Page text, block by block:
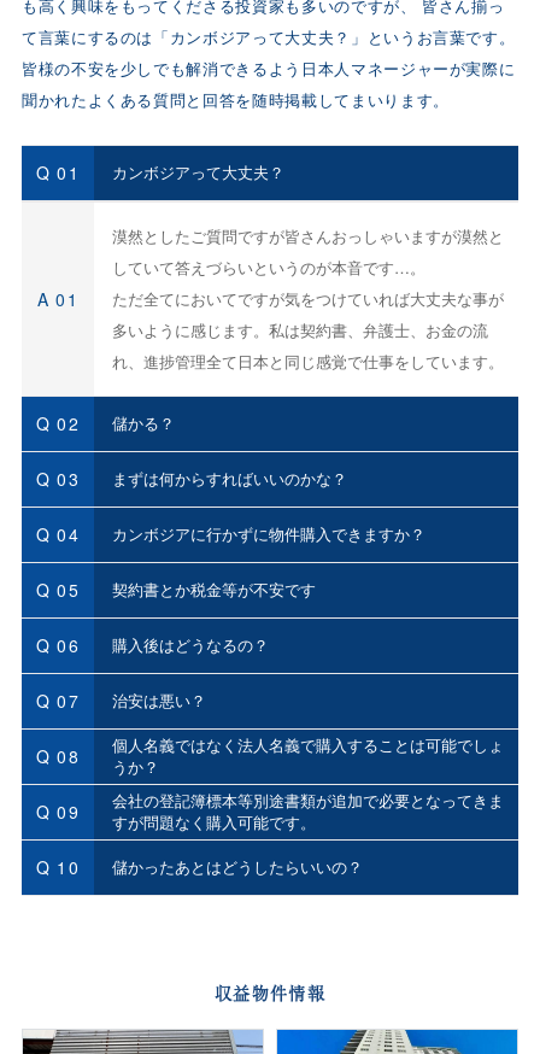
も高く興味をもってくださる投資家も多いのですが、
皆さん揃っ
て言葉にするのは「カンボジアって大丈夫？」というお言葉です。
皆様の不安を少しでも解消できるよう日本人マネージャーが実際に
聞かれたよくある質問と回答を随時掲載してまいります。
Q 01 カンボジアって大丈夫？
A 01
漠然としたご質問ですが皆さんおっしゃいますが漠然と
していて答えづらいというのが本音です…。
ただ全てにおいてですが気をつけていれば大丈夫な事が
多いように感じます。私は契約書、弁護士、お金の流
れ、進捗管理全て日本と同じ感覚で仕事をしています。
Q 02 儲かる？
Q 03 まずは何からすればいいのかな？
Q 04 カンボジアに行かずに物件購入できますか？
Q 05 契約書とか税金等が不安です
Q 06 購入後はどうなるの？
Q 07 治安は悪い？
Q 08
個人名義ではなく法人名義で購入することは可能でしょ
うか？
Q 09
会社の登記簿標本等別途書類が追加で必要となってきま
すが問題なく購入可能です。
Q 10 儲かったあとはどうしたらいいの？
収益物件情報